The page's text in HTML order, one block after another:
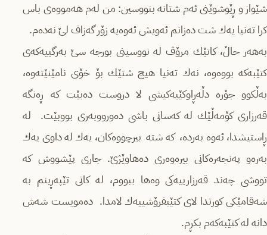
شێواز و ڕێوشوێنی ئه‌م شتانه‌ بنووسین: من له‌م هه‌مووه‌ی باس
كرا ته‌نیا یه‌ك شت ده‌زانم ئه‌ویش ئه‌وه‌یه‌ زۆر گه‌زاف لێ نه‌ده‌م.
به‌هه‌ر حاڵ، كاتێك مرۆڤ له‌ نووسینی بورجه‌ سێ به‌رگییه‌كه‌ی
كتێبه‌كه‌ بووه‌وه‌، نه‌ك ته‌نیا هیچ شتێك بۆ خۆی نامێنێته‌وه‌،
به‌ڵكوو جۆره‌ دڵه‌ڕاوكێیه‌كیشی لا دروست ده‌بێت كه‌ ڕه‌نگه‌
قه‌رزاری كۆمه‌ڵێك له‌ كه‌سانی باشی ده‌ورووبه‌ری بووبێت. له‌
ڕاستیشدا، ئه‌وه‌ به‌رده‌، كه‌ شته‌ ‌ بیرچووه‌كان، یه‌ك له‌ داوی یه‌ك
به‌ره‌و په‌نجه‌ره‌كانی بیره‌وه‌ری ده‌هاوێژێ. جاری پێشووش كه‌
تووشی چه‌ند قه‌رزارییه‌كی وه‌ها ببووم، له‌ كاتی تێپه‌ڕینم به‌
شه‌قامێكی كورتدا لای كتێبفرۆشییه‌ك لامدا. ده‌مویست شه‌ش
دانه‌ له‌ كتێبه‌كه‌م بكڕم.